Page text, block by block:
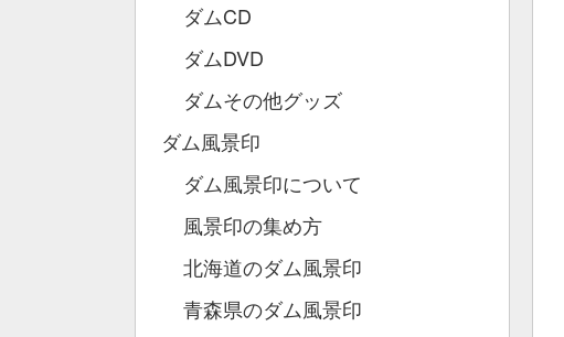
ダムCD
ダムDVD
ダムその他グッズ
ダム風景印
ダム風景印について
風景印の集め方
北海道のダム風景印
青森県のダム風景印